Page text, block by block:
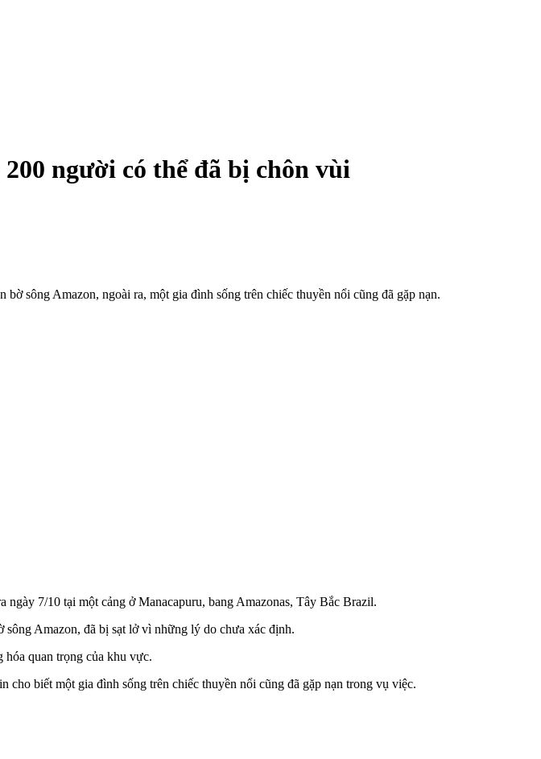
người có thể đã bị chôn vùi
sông Amazon, ngoài ra, một gia đình sống trên chiếc thuyền nổi cũng đã gặp nạn.
7/10 tại một cảng ở Manacapuru, bang Amazonas, Tây Bắc Brazil.
sông Amazon, đã bị sạt lở vì những lý do chưa xác định.
quan trọng của khu vực.
biết một gia đình sống trên chiếc thuyền nổi cũng đã gặp nạn trong vụ việc.